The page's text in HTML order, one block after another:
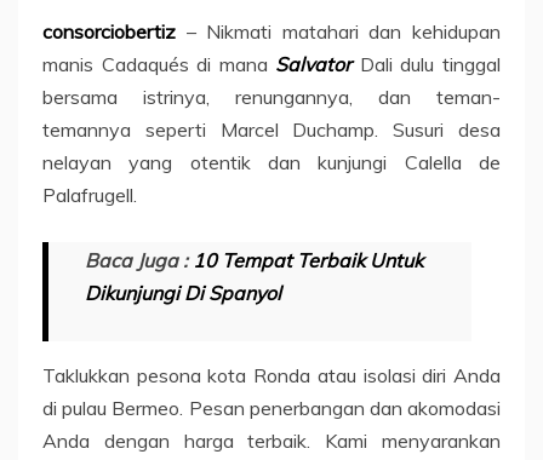
consorciobertiz – Nikmati matahari dan kehidupan
manis Cadaqués di mana Salvator Dali dulu tinggal
bersama istrinya, renungannya, dan teman-
temannya seperti Marcel Duchamp. Susuri desa
nelayan yang otentik dan kunjungi Calella de
Palafrugell.
Baca Juga : 10 Tempat Terbaik Untuk
Dikunjungi Di Spanyol
Taklukkan pesona kota Ronda atau isolasi diri Anda
di pulau Bermeo. Pesan penerbangan dan akomodasi
Anda dengan harga terbaik. Kami menyarankan